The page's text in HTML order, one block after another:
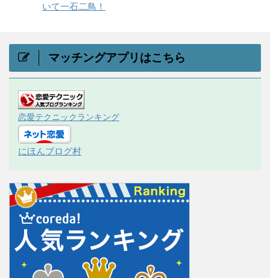
いて一石二鳥！
マッチングアプリはこちら
恋愛テクニックランキング
にほんブログ村